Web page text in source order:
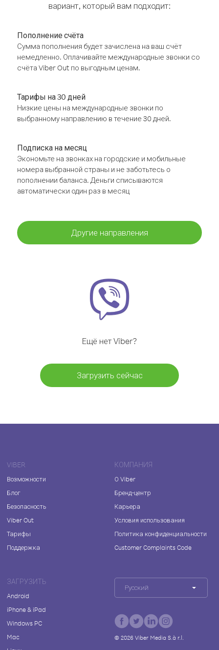
вариант, который вам подходит:
Пополнение счёта
Сумма пополнения будет зачислена на ваш счёт
немедленно. Оплачивайте международные звонки со
счёта Viber Out по выгодным ценам.
Тарифы на 30 дней
Низкие цены на международные звонки по
выбранному направлению в течение 30 дней.
Подписка на месяц
Экономьте на звонках на городские и мобильные
номера выбранной страны и не заботьтесь о
пополнении баланса. Деньги списываются
автоматически один раз в месяц
Другие направления
Ещё нет Viber?
Загрузить сейчас
VIBER
Возможности
Блог
Безопасность
Viber Out
Тарифы
Поддержка
КОМПАНИЯ
О Viber
Бренд-центр
Карьера
Условия использования
Политика конфиденциальности
Customer Complaints Code
ЗАГРУЗИТЬ
Android
iPhone & iPad
Windows PC
Mac
Русский
© 2026Viber Media S.à r.l.